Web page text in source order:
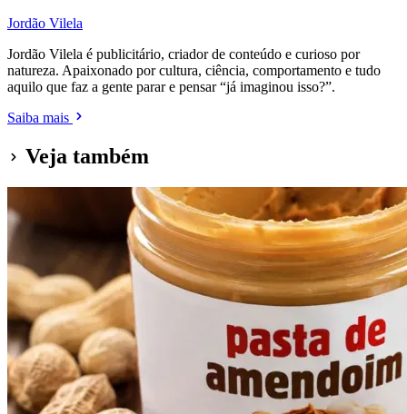
Jordão Vilela
Jordão Vilela é publicitário, criador de conteúdo e curioso por
natureza. Apaixonado por cultura, ciência, comportamento e tudo
aquilo que faz a gente parar e pensar “já imaginou isso?”.
Saiba mais
Veja também